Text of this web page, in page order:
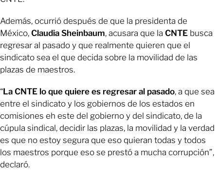
Además, ocurrió después de que la presidenta de
México, Claudia Sheinbaum, acusara que la CNTE busca
regresar al pasado y que realmente quieren que el
sindicato sea el que decida sobre la movilidad de las
plazas de maestros.
“La CNTE lo que quiere es regresar al pasado, a que sea
entre el sindicato y los gobiernos de los estados en
comisiones eh este del gobierno y del sindicato, de la
cúpula sindical, decidir las plazas, la movilidad y la verdad
es que no estoy segura que eso quieran todas y todos
los maestros porque eso se prestó a mucha corrupción”,
declaró.